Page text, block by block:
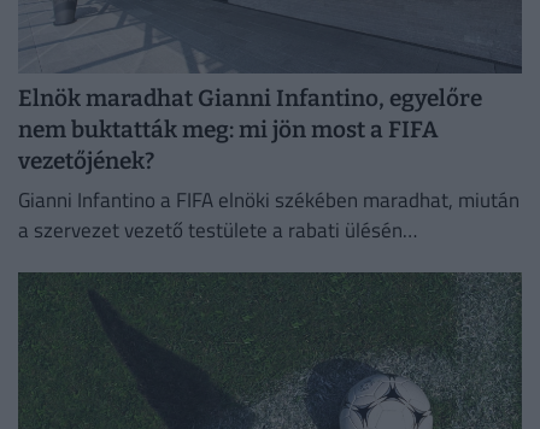
Elnök maradhat Gianni Infantino, egyelőre
nem buktatták meg: mi jön most a FIFA
vezetőjének?
Gianni Infantino a FIFA elnöki székében maradhat, miután
a szervezet vezető testülete a rabati ülésén